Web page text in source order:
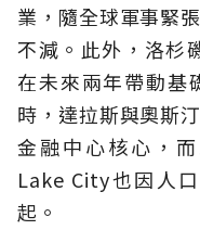
業，隨全球軍事緊
不減。此外，洛杉
在未來兩年帶動基
時，達拉斯與奧斯
金融中心核心，
Lake City也因人
起。